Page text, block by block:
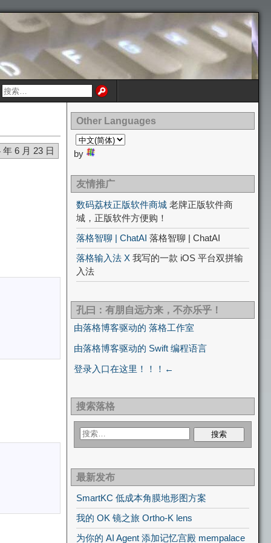
年 6 月 23 日
Other Languages
by
友情推广
数码荔枝正版软件商城 老牌正版软件商
城，正版软件方便购！
落格智聊 | ChatAI 落格智聊 | ChatAI
落格输入法 X 我写的一款 iOS 平台双拼输
入法
孔曰：有朋自远方来，不亦乐乎！
由落格博客驱动的 落格工作室
由落格博客驱动的 Swift 编程语言
登录入口在这里！！！←
搜索落格
最新发布
SmartKC 低成本角膜地形图方案
我的 OK 镜之旅 Ortho-K lens
为你的 AI Agent 添加记忆宫殿 mempalace